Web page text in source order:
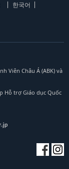
한국어
Viên Châu Á (ABK) và
Hỗ trợ Giáo dục Quốc